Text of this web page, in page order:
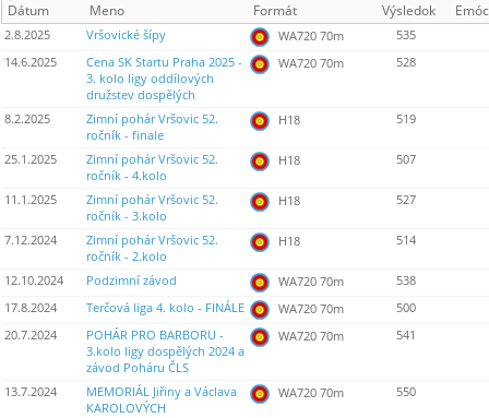
Dátum Meno Formát Výsledok
2.8.2025 Vršovické šípy WA720 70m
535
14.6.2025
Cena SK Startu Praha 2025 -
3. kolo ligy oddílových
družstev dospělých
WA720 70m 528
8.2.2025
Zimní pohár Vršovic 52.
ročník - finale
H18 519
25.1.2025
Zimní pohár Vršovic 52.
ročník - 4.kolo
H18 507
11.1.2025
Zimní pohár Vršovic 52.
ročník - 3.kolo
H18 527
7.12.2024
Zimní pohár Vršovic 52.
ročník - 2.kolo
H18 514
12.10.2024 Podzimní závod WA720 70m
538
17.8.2024
Terčová liga 4. kolo - FINÁLE WA720 70m
500
20.7.2024
POHÁR PRO BARBORU -
3.kolo ligy dospělých 2024 a
závod Poháru ČLS
WA720 70m 541
13.7.2024
MEMORIÁL Jiřiny a Václava
KAROLOVÝCH
WA720 70m 550